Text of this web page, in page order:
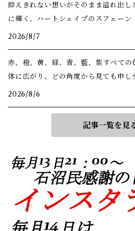
抑えきれない想いがそのまま溢れ出し
に輝く、ハートシェイプのスフェーン
2026/8/7
赤、橙、黄、緑、青、藍、紫――すべて
体に広がり、どの角度から見ても申し
しさ
2026/8/6
記事一覧を見